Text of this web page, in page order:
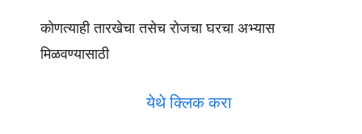
कोणत्याही तारखेचा तसेच रोजचा घरचा अभ्यास
मिळवण्यासाठी
येथे क्लिक करा